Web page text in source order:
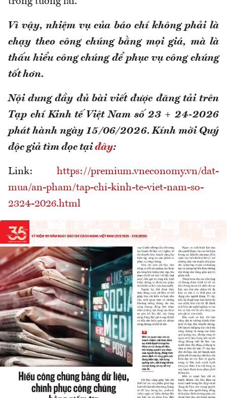
Vì vậy, nhiệm vụ của báo chí không phải là
chạy theo công chúng bằng mọi giá, mà là
thấu hiểu công chúng để phục vụ công chúng
tốt hơn.
Nội dung đầy đủ bài viết được đăng tải trên
Tạp chí Kinh tế Việt Nam số 23 + 24-2026
phát hành ngày 15/06/2026. Kính mời Quý
độc giả tìm đọc tại đây:
Link: https://premium.vneconomy.vn/dat-
mua/an-pham/tap-chi-kinh-te-viet-nam-so-
2324-2026.html